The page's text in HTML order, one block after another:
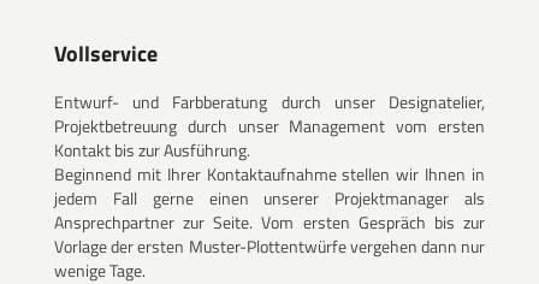
Vollservice
Entwurf- und Farbberatung durch unser Designatelier,
Projektbetreuung durch unser Management vom ersten
Kontakt bis zur Ausführung.
Beginnend mit Ihrer Kontaktaufnahme stellen wir Ihnen in
jedem Fall gerne einen unserer Projektmanager als
Ansprechpartner zur Seite. Vom ersten Gespräch bis zur
Vorlage der ersten Muster-Plottentwürfe vergehen dann nur
wenige Tage.